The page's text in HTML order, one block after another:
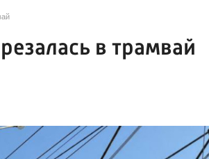
в трамвай